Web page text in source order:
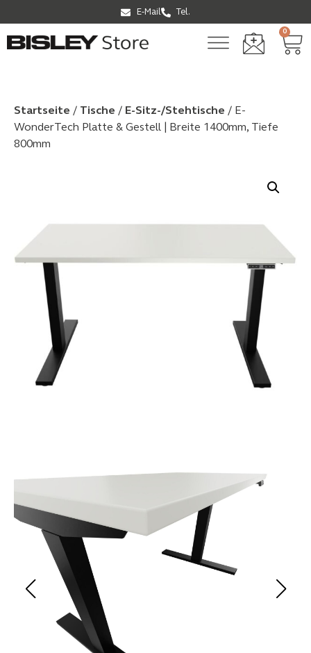
E-Mail Tel.
0
Startseite / Tische / E-Sitz-/Stehtische / E-
WonderTech Platte & Gestell | Breite 1400mm, Tiefe
800mm